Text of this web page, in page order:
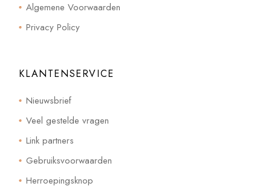
Algemene Voorwaarden
Privacy Policy
KLANTENSERVICE
Nieuwsbrief
Veel gestelde vragen
Link partners
Gebruiksvoorwaarden
Herroepingsknop